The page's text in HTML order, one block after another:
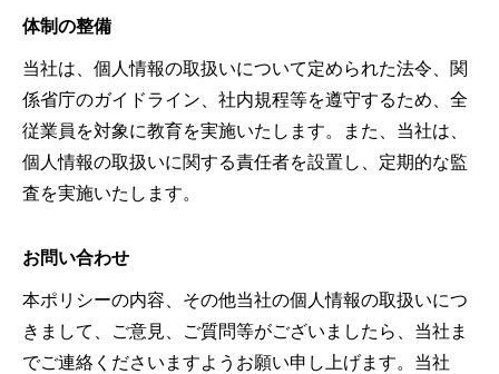
体制の整備
当社は、個人情報の取扱いについて定められた法令、関
係省庁のガイドライン、社内規程等を遵守するため、全
従業員を対象に教育を実施いたします。また、当社は、
個人情報の取扱いに関する責任者を設置し、定期的な監
査を実施いたします。
お問い合わせ
本ポリシーの内容、その他当社の個人情報の取扱いにつ
きまして、ご意見、ご質問等がございましたら、当社ま
でご連絡くださいますようお願い申し上げます。当社